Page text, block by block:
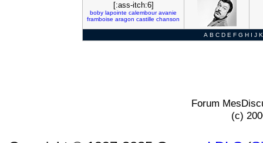
[:ass-itch:6]
boby lapointe calembour avanie
framboise aragon castille chanson
A B C D E F G H I J K
Forum
(c)